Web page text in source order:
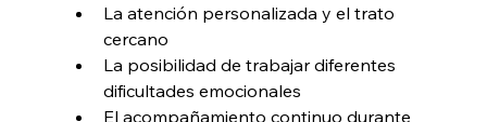
La atención personalizada y el trato
cercano
La posibilidad de trabajar diferentes
dificultades emocionales
El acompañamiento continuo durante